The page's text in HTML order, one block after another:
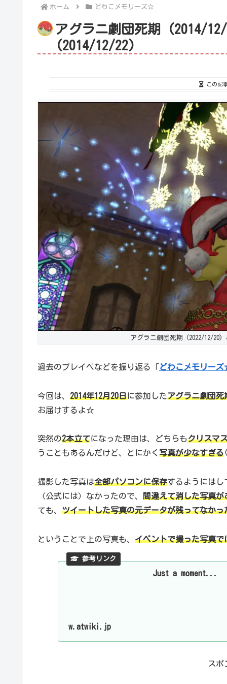
ホーム どわこメモリーズ☆
アグラニ劇団死期 (2014/
(2014/12/22)
この記
アグラニ劇団死期 (2022/12/20)
過去のプレイベなどを振り返る「どわこメモリー
今回は、 2014年12月20日に参加したアグラニ劇団死
お届けするよ☆
突然の2本立てになった理由は、どちらもクリスマ
うこともあるんだけど、とにかく 写真が少なすぎる
撮影した写真は全部パソコンに保存するようにはし
（公式には）なかったので、 間違えて消した写真が
ても、 ツイートした写真の元データが残ってなかっ
ということで上の写真も、 イベントで撮った写真で
Just a moment...
w.atwiki.jp
スポ